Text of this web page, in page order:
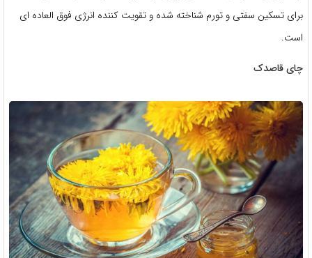
برای تسکین سفتی و تورم شناخته شده و تقویت کننده انرژی فوق العاده ای
است.
چای قاصدک